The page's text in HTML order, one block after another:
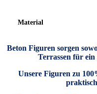
Material
Beton Figuren sorgen
Terrassen für
Unsere Figuren zu